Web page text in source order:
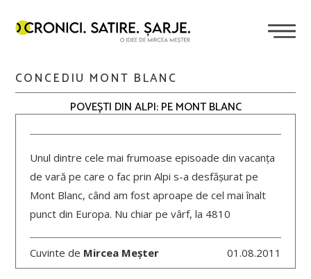
CONCEDIU MONT BLANC
POVEȘTI DIN ALPI: PE MONT BLANC
Unul dintre cele mai frumoase episoade din vacanța
de vară pe care o fac prin Alpi s-a desfășurat pe
Mont Blanc, când am fost aproape de cel mai înalt
punct din Europa. Nu chiar pe vârf, la 4810
Cuvinte de Mircea Meșter 01.08.2011